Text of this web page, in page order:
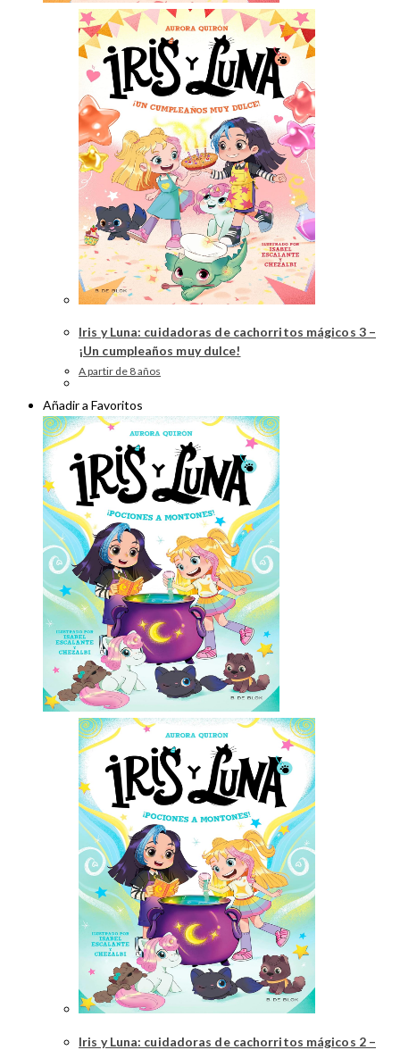
Iris y Luna: cuidadoras de cachorritos mágicos 3 –
¡Un cumpleaños muy dulce!
A partir de 8 años
Añadir a Favoritos
Iris y Luna: cuidadoras de cachorritos mágicos 2 –